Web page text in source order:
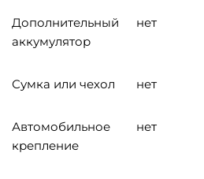
Дополнительный
аккумулятор
нет
Сумка или чехол нет
Автомобильное
крепление
нет